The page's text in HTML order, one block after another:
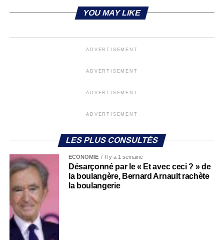
YOU MAY LIKE
ADVERTISEMENT
ADVERTISEMENT
ADVERTISEMENT
ADVERTISEMENT
LES PLUS CONSULTÉS
ECONOMIE Il y a 1 semaine
Désarçonné par le « Et avec ceci ? » de
la boulangère, Bernard Arnault rachète
la boulangerie